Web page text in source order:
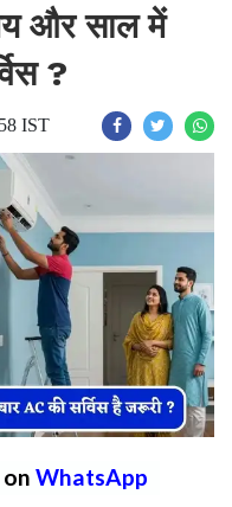
और साल में
?
IST
WhatsApp